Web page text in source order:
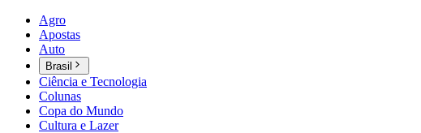
Agro
Apostas
Auto
Brasil
Ciência e Tecnologia
Colunas
Copa do Mundo
Cultura e Lazer